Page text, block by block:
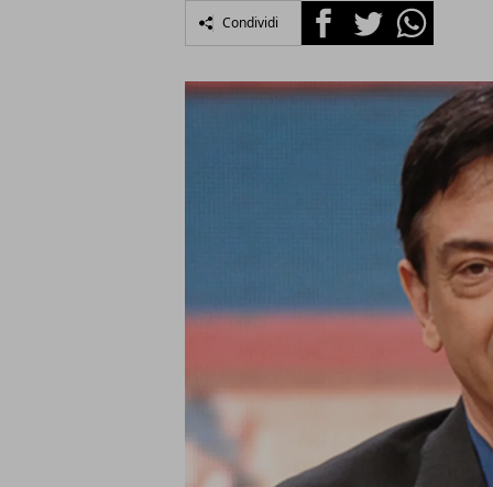
Condividi FacebookTwitterWhatsapp